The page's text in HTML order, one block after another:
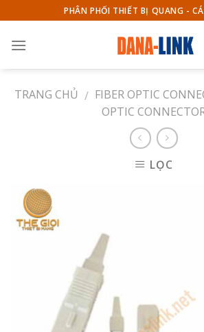
to
content
PHÂN PHỐI THIẾT BỊ QUANG -
TRANG CHỦ / FIBER OPTIC
OPTIC
LỌC